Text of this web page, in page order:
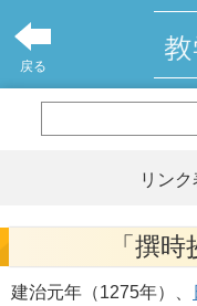
戻る
リンク
「撰時
建治元年（1275年）、